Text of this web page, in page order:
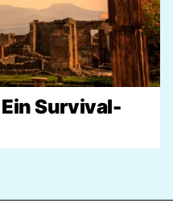
Survival-